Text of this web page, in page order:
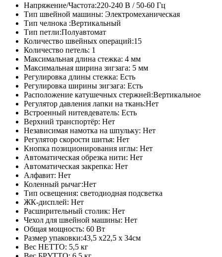
Напряжение/Частота:220-240 В / 50-60 Гц
Тип швейной машины: Электромеханическая
Тип челнока :Вертикальный
Тип петли:Полуавтомат
Количество швейных операций:15
Количество петель: 1
Максимальная длина стежка: 4 мм
Максимальная ширина зигзага: 5 мм
Регулировка длины стежка: Есть
Регулировка ширины зигзага: Есть
Расположение катушечных стержней:Вертикальное
Регулятор давления лапки на ткань:Нет
Встроенный нитевдеватель: Есть
Верхний транспортёр: Нет
Независимая намотка на шпульку: Нет
Регулятор скорости шитья: Нет
Кнопка позиционирования иглы: Нет
Автоматическая обрезка нити: Нет
Автоматическая закрепка: Нет
Алфавит: Нет
Коленный рычаг:Нет
Тип освещения: светодиодная подсветка
ЖК-дисплей: Нет
Расширительный столик: Нет
Чехол для швейной машины: Нет
Общая мощность: 60 Вт
Размер упаковки:43,5 x22,5 x 34см
Вес НЕТТО: 5,5 кг